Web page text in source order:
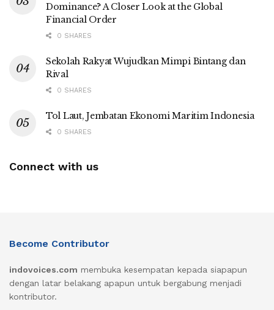
Dominance? A Closer Look at the Global
Financial Order
0 SHARES
Sekolah Rakyat Wujudkan Mimpi Bintang dan
Rival
0 SHARES
Tol Laut, Jembatan Ekonomi Maritim Indonesia
0 SHARES
Connect with us
Become Contributor
indovoices.com membuka kesempatan kepada siapapun
dengan latar belakang apapun untuk bergabung menjadi
kontributor.